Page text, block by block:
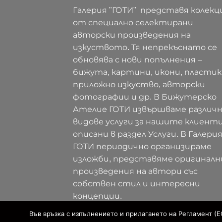
Галерия "ГОТИ" представя
от специално селектирани
авторски произведения на
изкуството. Тя непрекъснато се
обновява с нови попълнения –
бижута, картини, икони,
приложно изкуство, авторски
фотографии и др. В Бижутерско
Ателие ГОТИ извършваме
видове услуги за нашите
описани в раздел Услуги. В Галерия
ГОТИ периодично организираме
изложби, представяме
произведения на автори със
собствен стил и интересни
концепции.
Във връзка с изпълнението и прилагането на Регламент